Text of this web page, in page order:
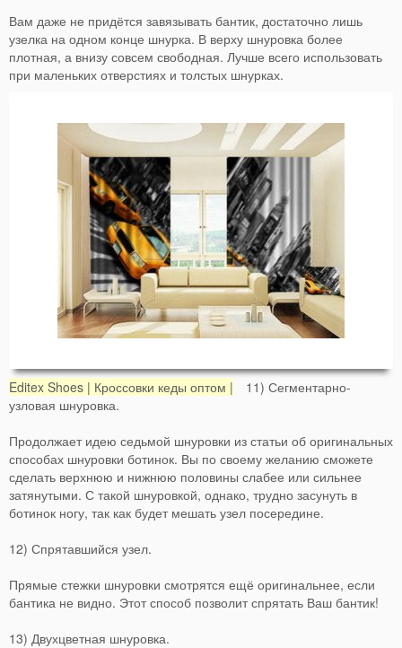
Вам даже не придётся завязывать бантик, достаточно лишь
узелка на одном конце шнурка. В верху шнуровка более
плотная, а внизу совсем свободная. Лучше всего использовать
при маленьких отверстиях и толстых шнурках.
Editex Shoes | Кроссовки кеды оптом | 11) Сегментарно-
узловая шнуровка.
Продолжает идею седьмой шнуровки из статьи об оригинальных
способах шнуровки ботинок. Вы по своему желанию сможете
сделать верхнюю и нижнюю половины слабее или сильнее
затянутыми. С такой шнуровкой, однако, трудно засунуть в
ботинок ногу, так как будет мешать узел посередине.
12) Спрятавшийся узел.
Прямые стежки шнуровки смотрятся ещё оригинальнее, если
бантика не видно. Этот способ позволит спрятать Ваш бантик!
13) Двухцветная шнуровка.